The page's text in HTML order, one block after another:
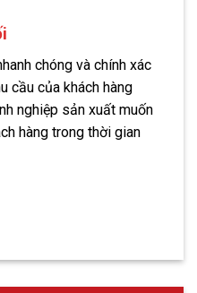
chóng và chính xác
cầu của khách hàng
nghiệp sản xuất muốn
hàng trong thời gian